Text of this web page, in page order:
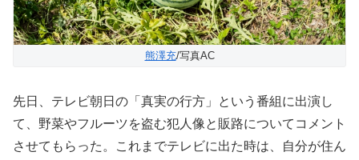
熊澤充/写真AC
先日、テレビ朝日の「真実の行方」という番組に出演し
て、野菜やフルーツを盗む犯人像と販路についてコメント
させてもらった。これまでテレビに出た時は、自分が住ん